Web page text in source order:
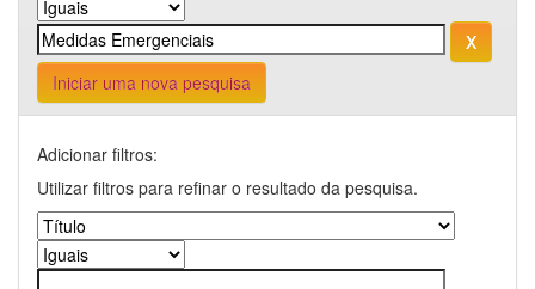
Iniciar uma nova pesquisa
Adicionar filtros:
Utilizar filtros para refinar o resultado da pesquisa.